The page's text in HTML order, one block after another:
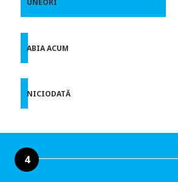
ABIA ACUM
NICIODATĂ
4